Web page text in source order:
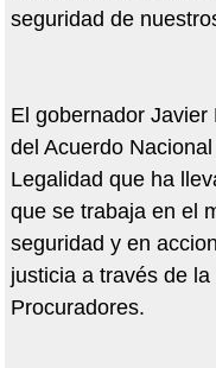
seguridad de
El gobernador
del Acuerdo
Legalidad que ha
que se trabaja en el
seguridad y en
justicia a través de
Procuradores.